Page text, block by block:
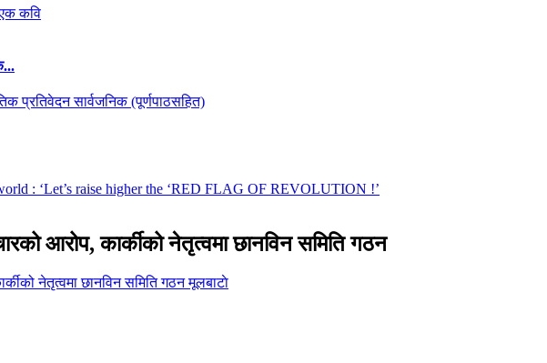
आरोप, कार्कीको नेतृत्वमा छानविन समिति गठन
मूलबाटाे